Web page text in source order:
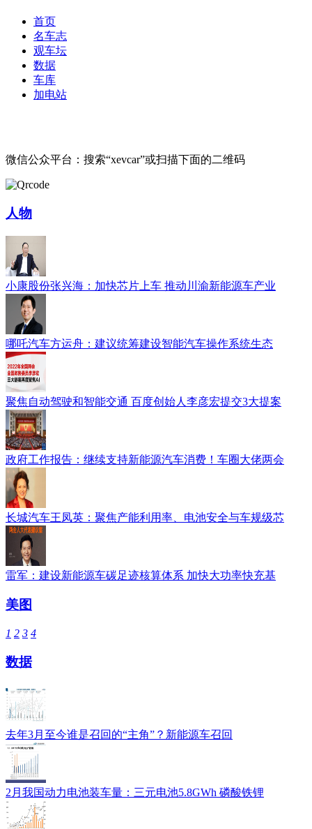
首页
名车志
观车坛
数据
车库
加电站
微信公众平台：搜索“xevcar”或扫描下面的二维码
人物
小康股份张兴海：加快芯片上车 推动川渝新能源车产业
哪吒汽车方运舟：建议统筹建设智能汽车操作系统生态
聚焦自动驾驶和智能交通 百度创始人李彦宏提交3大提案
政府工作报告：继续支持新能源汽车消费！车圈大佬两会
长城汽车王凤英：聚焦产能利用率、电池安全与车规级芯
雷军：建设新能源车碳足迹核算体系 加快大功率快充基
美图
1 2 3 4
数据
去年3月至今谁是召回的“主角”？新能源车召回
2月我国动力电池装车量：三元电池5.8GWh 磷酸铁锂